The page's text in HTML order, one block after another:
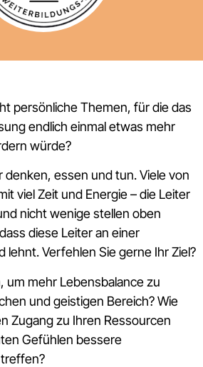
persönliche Themen, für die das
endlich einmal etwas mehr
würde?
denken, essen und tun. Viele von
viel Zeit und Energie – die Leiter
nicht wenige stellen oben
diese Leiter an einer
lehnt. Verfehlen Sie gerne Ihr Ziel?
um mehr Lebensbalance zu
und geistigen Bereich? Wie
Zugang zu Ihren Ressourcen
Gefühlen bessere